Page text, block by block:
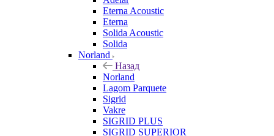
Eterna Acoustic
Eterna
Solida Acoustic
Solida
Norland
Назад
Norland
Lagom Parquete
Sigrid
Vakre
SIGRID PLUS
SIGRID SUPERIOR